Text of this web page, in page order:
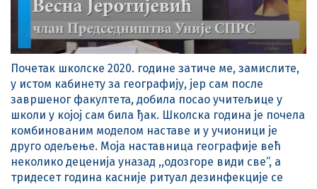
Почетак школске 2020. године затиче ме, замислите,
у истом кабинету за географију, јер сам после
завршеног факултета, добила посао учитељице у
школи у којој сам била ђак. Школска година је почела
комбинованим моделом наставе и у учионици је
друго одељење. Моја наставница географије већ
неколико деценија уназад ,,одозгоре види све“, а
тридесет година касније ритуал дезинфекције се